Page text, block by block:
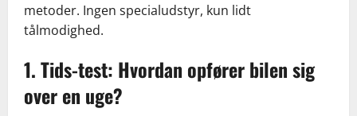
metoder. Ingen specialudstyr, kun lidt
tålmodighed.
1. Tids-test: Hvordan opfører bilen sig
over en uge?